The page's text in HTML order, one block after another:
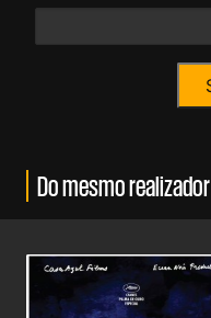
Do mesmo realizador